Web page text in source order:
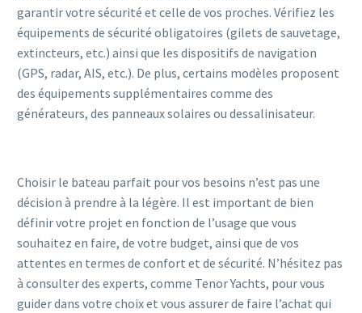
garantir votre sécurité et celle de vos proches. Vérifiez les
équipements de sécurité obligatoires (gilets de sauvetage,
extincteurs, etc.) ainsi que les dispositifs de navigation
(GPS, radar, AIS, etc.). De plus, certains modèles proposent
des équipements supplémentaires comme des
générateurs, des panneaux solaires ou dessalinisateur.
Choisir le bateau parfait pour vos besoins n’est pas une
décision à prendre à la légère. Il est important de bien
définir votre projet en fonction de l’usage que vous
souhaitez en faire, de votre budget, ainsi que de vos
attentes en termes de confort et de sécurité. N’hésitez pas
à consulter des experts, comme Tenor Yachts, pour vous
guider dans votre choix et vous assurer de faire l’achat qui